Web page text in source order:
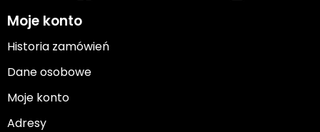
Moje konto
Historia zamówień
Dane osobowe
Moje konto
Adresy